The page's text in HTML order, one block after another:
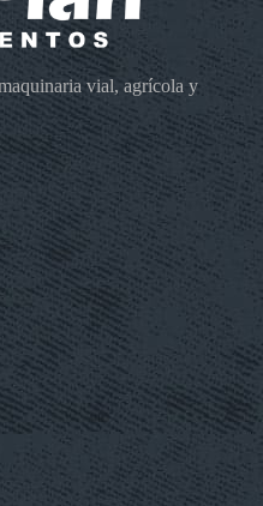
vial, agrícola y